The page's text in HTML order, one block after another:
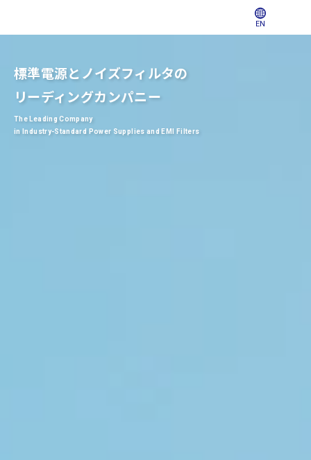
EN
標準電源とノイズフィルタの
リーディングカンパニー
The Leading Company
in Industry-Standard Power Supplies and EMI Filters